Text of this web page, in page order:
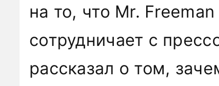
на то, что Mr.
сотрудничает с
рассказал о том,